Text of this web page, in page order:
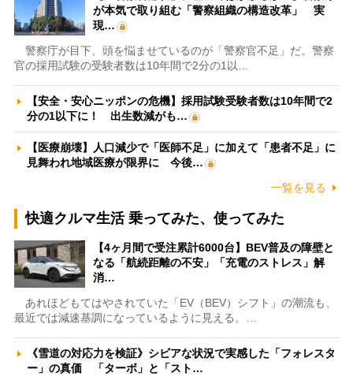
が本気で取り組む「警察組織の構造改革」 実
現…
警察庁が目下、頭を悩ませているのが「警察官不足」だ。警察
官の採用試験の受験者数は10年間で2分の1以…
【安全・安心ニッポンの危機】採用試験受験者数は10年間で2
分の1以下に！ 出生数減がも…
【医療崩壊】人口減少で「医師不足」に加えて「患者不足」に
見舞われ地域医療が限界に 今後…
一覧を見る
快適クルマ生活 乗ってみた、使ってみた
【4ヶ月間で受注累計6000台】BEV普及の障壁と
なる「航続距離の不安」「充電のストレス」解
消…
あれほどもてはやされていた「EV（BEV）シフト」の潮流も、
最近では減速基調になっているように見える。…
《雪道の対応力を検証》シビアな状況で実感した「フォレスタ
ー」の真価 「ターボ」と「スト…